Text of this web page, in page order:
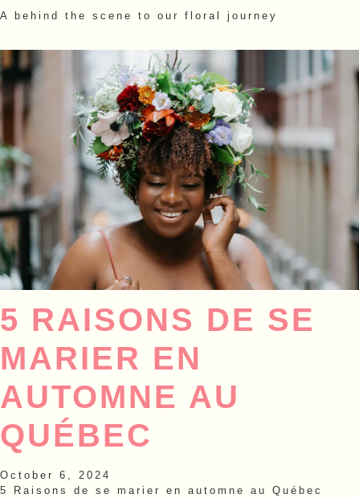
A behind the scene to our floral journey
5 RAISONS DE SE
MARIER EN
AUTOMNE AU
QUÉBEC
October 6, 2024
5 Raisons de se marier en automne au Québec